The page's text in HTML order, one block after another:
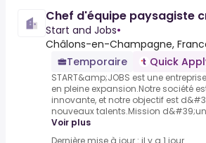
Chef d'équipe paysagiste
Start and Jobs•
Châlons-en-Champagne,
Temporaire
Quick
START&amp;JOBS est une
en pleine expansion.Notre société
innovante, et notre objectif est
nouveaux talents.Mission
Voir plus